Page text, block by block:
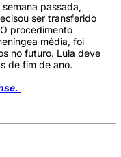
passada,
ser transferido
procedimento
média, foi
no futuro. Lula deve
de fim de ano.